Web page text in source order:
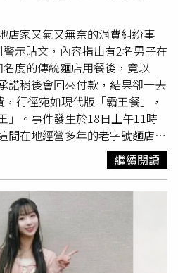
至2022年底已累計超過9萬筆路
和貓的紀錄僅次於斑鳩和鴿子
中，除了白鼻心與臺灣野兔外，
蝠紀錄較多；爬蟲類中以雨傘
斑龜較多。比較各國道調查結
長度關係分別位居路殺數量前
且周邊棲地較國道1號自然，
來看，則以國道10號的路殺密度
隻），其次為國道3號（6.2隻）
國道的路殺動物組成亦有差
安全、資料品質與改善可行性等
哺乳動物的路殺課題進行分析改
、鼬獾、穿山甲和石虎等中型哺
，針對路殺密度最高的熱點里程
擇適合作為動物通道的國道箱管
物，參考國內外經驗和物種生態
店家又氣又無奈的消費糾紛事
示貼文，內容指出有2名男子在
度的傳統麵店用餐後，竟以
諾稍後會回來付款，結果卻一去
行徑宛如現代版「霸王餐」，
」。事件發生於18日上午11時
間在地經營多年的老字號麵店，
醬麵，餐點上桌後，店家依照慣
突然表示身上沒帶錢，並再三保
帳。基於對顧客的信任，店家並
開。這一等就是好幾天，直到事
名男子回來付清餐費，才驚覺自
認為對方疑似利用不實理由騙取
有詐術意圖，因此憤而向警方報
繼續閱讀